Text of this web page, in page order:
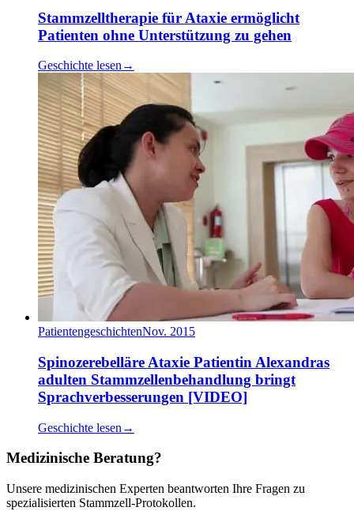
Stammzelltherapie für Ataxie ermöglicht
Patienten ohne Unterstützung zu gehen
Geschichte lesen →
PatientengeschichtenNov. 2015
Spinozerebelläre Ataxie Patientin Alexandras
adulten Stammzellenbehandlung bringt
Sprachverbesserungen [VIDEO]
Geschichte lesen →
Medizinische Beratung?
Unsere medizinischen Experten beantworten Ihre Fragen zu
spezialisierten Stammzell-Protokollen.